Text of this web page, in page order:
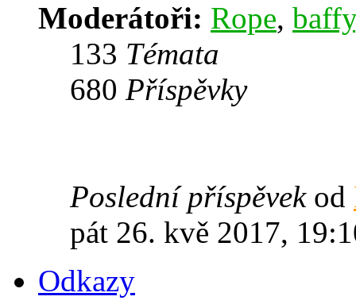
Moderátoři: Rope, baffy
133 Témata
680 Příspěvky
Poslední příspěvekod
pát 26. kvě 2017,
Odkazy